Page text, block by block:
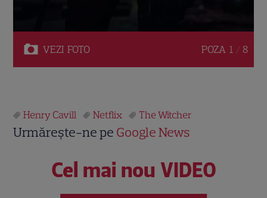
VEZI FOTO POZA 1 / 8
Henry Cavill Netflix The Witcher
Urmărește-ne pe Google News
Cel mai nou VIDEO